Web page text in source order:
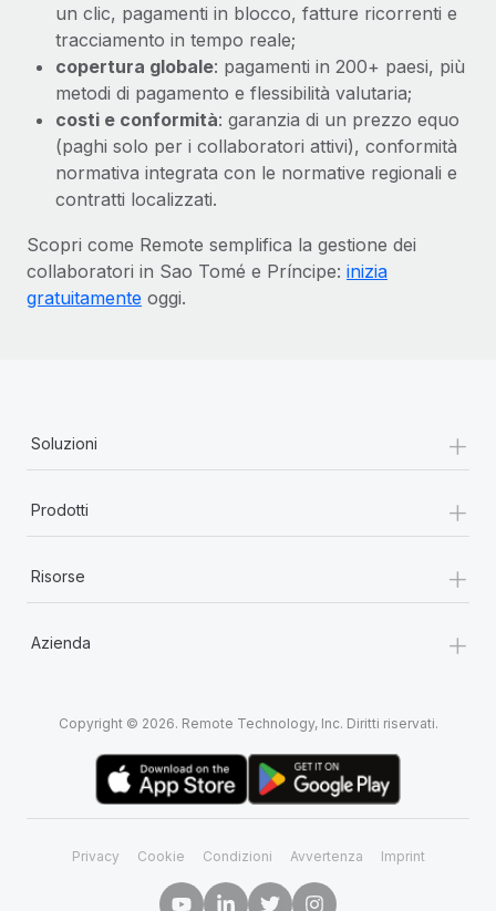
un clic, pagamenti in blocco, fatture ricorrenti e
tracciamento in tempo reale;
copertura globale: pagamenti in 200+ paesi, più
metodi di pagamento e flessibilità valutaria;
costi e conformità: garanzia di un prezzo equo
(paghi solo per i collaboratori attivi), conformità
normativa integrata con le normative regionali e
contratti localizzati.
Scopri come Remote semplifica la gestione dei
collaboratori in Sao Tomé e Príncipe: inizia
gratuitamente oggi.
Soluzioni +
Prodotti +
Risorse +
Azienda +
Copyright © 2026. Remote Technology, Inc. Diritti riservati.
Privacy Cookie Condizioni Avvertenza Imprint